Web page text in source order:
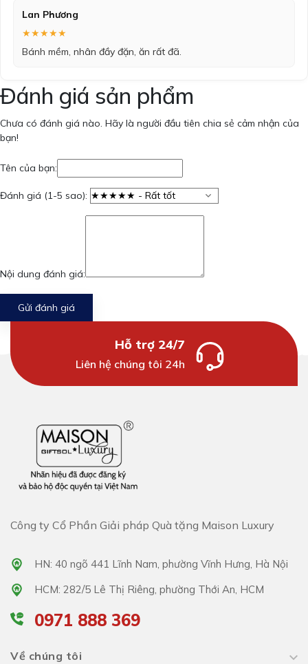
Lan Phương
★★★★★
Bánh mềm, nhân đầy đặn, ăn rất đã.
Đánh giá sản phẩm
Chưa có đánh giá nào. Hãy là người đầu tiên chia sẻ cảm nhận của
bạn!
Tên của bạn:
Đánh giá (1-5 sao):
Nội dung đánh giá:
Gửi đánh giá
Hỗ trợ 24/7
Liên hệ chúng tôi 24h
Công ty Cổ Phần Giải pháp Quà tặng Maison Luxury
HN: 40 ngõ 441 Lĩnh Nam, phường Vĩnh Hưng, Hà Nội
HCM: 282/5 Lê Thị Riêng, phường Thới An, HCM
0971 888 369
Về chúng tôi